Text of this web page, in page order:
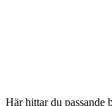
Här hittar du passande